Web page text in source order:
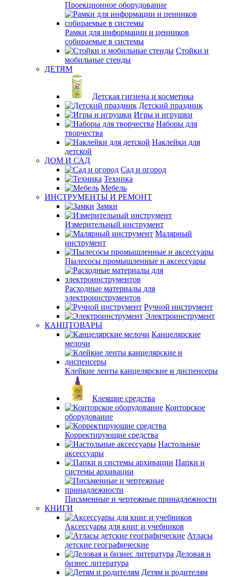
Проекционное оборудование
Рамки для информации и ценников
собираемые в системы
Стойки и
мобильные стенды
ДЕТЯМ
Детская гигиена и косметика
Детский праздник
Игры и игрушки
Наборы для
творчества
Наклейки для
детской
ДОМ И САД
Сад и огород
Техника
Мебель
ИНСТРУМЕНТЫ И РЕМОНТ
Замки
Измерительный инструмент
Малярный
инструмент
Пылесосы промышленные и аксессуары
Расходные материалы для
электроинструментов
Ручной инструмент
Электроинструмент
КАНЦТОВАРЫ
Канцелярские
мелочи
Клейкие ленты канцелярские и диспенсеры
Клеящие средства
Конторское
оборудование
Корректирующие средства
Настольные
аксессуары
Папки и
системы архивации
Письменные и чертежные принадлежности
КНИГИ
Аксессуары для книг и учебников
Атласы
детские географические
Деловая и
бизнес литература
Детям и родителям